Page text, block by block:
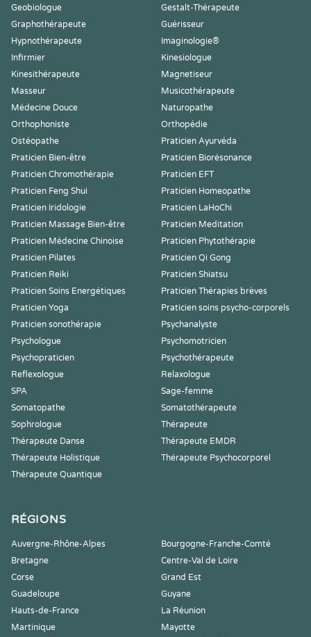
Geobiologue
Gestalt-Thérapeute
Graphothérapeute
Guérisseur
Hypnothérapeute
Imaginologie®
Infirmier
Kinesiologue
Kinesithérapeute
Magnetiseur
Masseur
Musicothérapeute
Médecine Douce
Naturopathe
Orthophoniste
Orthopédie
Ostéopathe
Praticien Ayurvéda
Praticien Bien-être
Praticien Biorésonance
Praticien Chromothérapie
Praticien EFT
Praticien Feng Shui
Praticien Homeopathe
Praticien Iridologie
Praticien LaHoChi
Praticien Massage Bien-être
Praticien Meditation
Praticien Médecine Chinoise
Praticien Phytothérapie
Praticien Pilates
Praticien Qi Gong
Praticien Reiki
Praticien Shiatsu
Praticien Soins Energétiques
Praticien Thérapies brèves
Praticien Yoga
Praticien soins psycho-corporels
Praticien sonothérapie
Psychanalyste
Psychologue
Psychomotricien
Psychopraticien
Psychothérapeute
Reflexologue
Relaxologue
SPA
Sage-femme
Somatopathe
Somatothérapeute
Sophrologue
Thérapeute
Thérapeute Danse
Thérapeute EMDR
Thérapeute Holistique
Thérapeute Psychocorporel
Thérapeute Quantique
RÉGIONS
Auvergne-Rhône-Alpes
Bourgogne-Franche-Comté
Bretagne
Centre-Val de Loire
Corse
Grand Est
Guadeloupe
Guyane
Hauts-de-France
La Réunion
Martinique
Mayotte